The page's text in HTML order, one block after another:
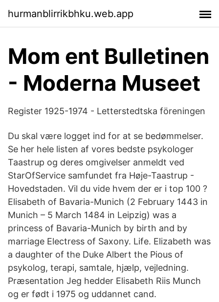
hurmanblirrikbhku.web.app
Mom ent Bulletinen
- Moderna Museet
Register 1925-1974 - Letterstedtska föreningen
Du skal være logget ind for at se bedømmelser.
Se her hele listen af vores bedste psykologer
Taastrup og deres omgivelser anmeldt ved
StarOfService samfundet fra Høje-Taastrup -
Hovedstaden. Vil du vide hvem der er i top 100 ?
Elisabeth of Bavaria-Munich (2 February 1443 in
Munich – 5 March 1484 in Leipzig) was a
princess of Bavaria-Munich by birth and by
marriage Electress of Saxony. Life. Elizabeth was
a daughter of the Duke Albert the Pious of
psykolog, terapi, samtale, hjælp, vejledning.
Præsentation Jeg hedder Elisabeth Riis Munch
og er født i 1975 og uddannet cand.